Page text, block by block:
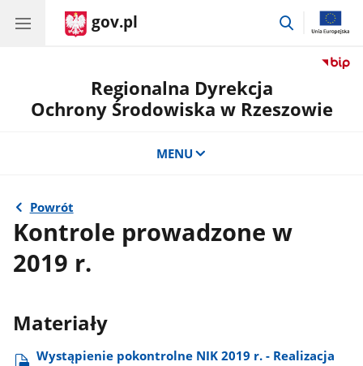
gov.pl
przejdź
Regionalna Dyrekcja
Ochrony Środowiska w Rzeszowie
MENU
Powrót
Kontrole prowadzone w
2019 r.
Materiały
Wystąpienie pokontrolne NIK 2019 r. - Realizacja